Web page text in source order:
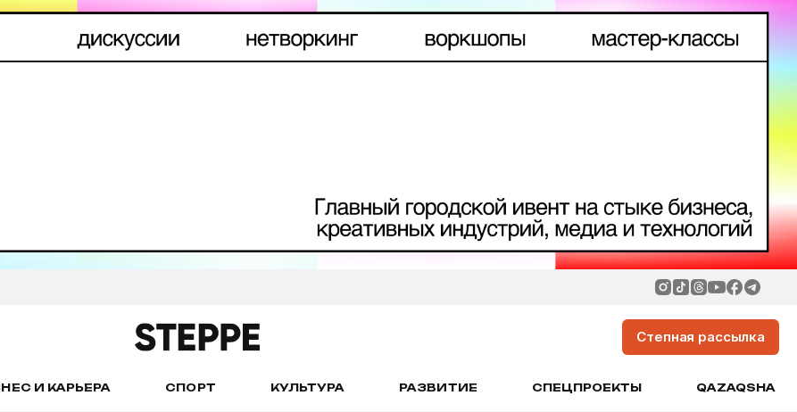
Степная рассылка
И КАРЬЕРА СПОРТ КУЛЬТУРА РАЗВИТИЕ СПЕЦПРОЕКТЫ QAZAQSHA